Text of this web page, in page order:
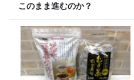
このまま進むのか？